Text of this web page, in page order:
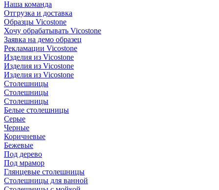
Наша команда
Отгрузка и доставка
Образцы Vicostone
Хочу обрабатывать Vicostone
Заявка на демо образец
Рекламации Vicostone
Изделия из Vicostone
Изделия из Vicostone
Изделия из Vicostone
Столешницы
Столешницы
Столешницы
Белые столешницы
Серые
Черные
Коричневые
Бежевые
Под дерево
Под мрамор
Глянцевые столешницы
Столешницы для ванной